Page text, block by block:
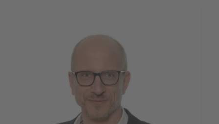
Newsletter